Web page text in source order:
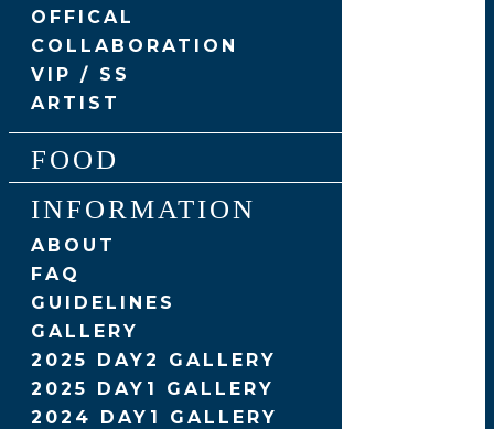
OFFICAL
COLLABORATION
VIP / SS
ARTIST
FOOD
INFORMATION
ABOUT
FAQ
GUIDELINES
GALLERY
2025 DAY2 GALLERY
2025 DAY1 GALLERY
2024 DAY1 GALLERY